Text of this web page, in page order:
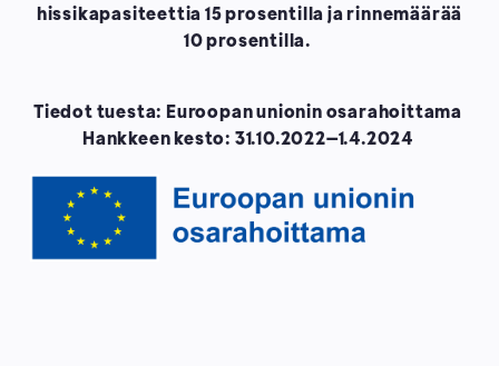
hissikapasiteettia 15 prosentilla ja rinnemäärää
10 prosentilla.
Tiedot tuesta: Euroopan unionin osarahoittama
Hankkeen kesto: 31.10.2022–1.4.2024